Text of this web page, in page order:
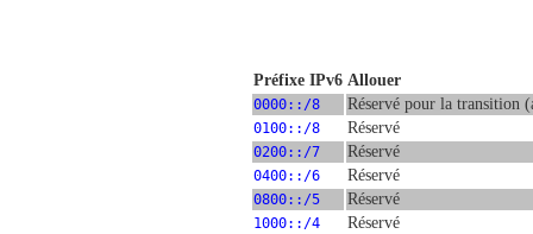
Préfixe IPv6 Allouer
0000::/8
Réservé pour la transition
0100::/8
Réservé
0200::/7
Réservé
0400::/6
Réservé
0800::/5
Réservé
1000::/4
Réservé